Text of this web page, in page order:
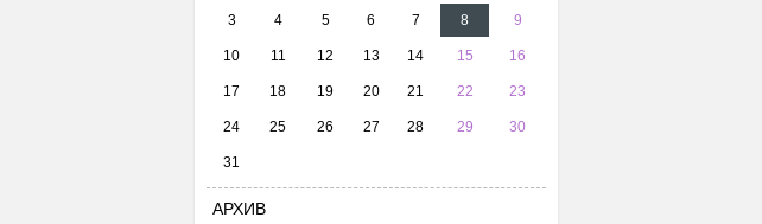
3 4 5 6 7 8 9
10 11 12 13 14 15 16
17 18 19 20 21 22 23
24 25 26 27 28 29 30
31
АРХИВ